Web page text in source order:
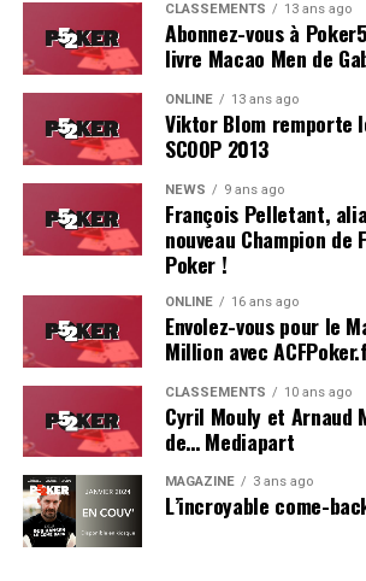
d’événement.
On se reverra probablement l’année
coverage d’une deuxième édition, du
Résultats du Main Event :
Hugues Mazerolle (France) :
Jose Quintas (Portugal) : 74.000 €
Joao Pedro Ferreira (Portugal) :
Dylan Lauret (France) : 38.000 €
Hugo Soares (Portugal) : 28.000 €
Ivo Almeida (Portugal) : 21.390 €
Leo Philippe (France) : 16.000 €
CLASSEMENTS 13 ans ago
Abonnez-vous à
livre Macao Men de
ONLINE 13 ans ago
Viktor Blom remporte
SCOOP 2013
NEWS 9 ans ago
François Pelletant,
nouveau Champion de
Poker !
ONLINE 16 ans ago
Envolez-vous pour le
Million avec
CLASSEMENTS 10 ans ago
Cyril Mouly et Arnaud
de… Mediapart
MAGAZINE 3 ans ago
L’incroyable come-